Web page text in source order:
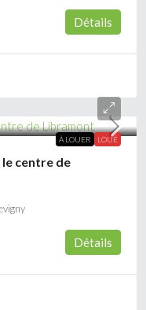
Détails
À LOUER LOUÉ
centre de
Détails